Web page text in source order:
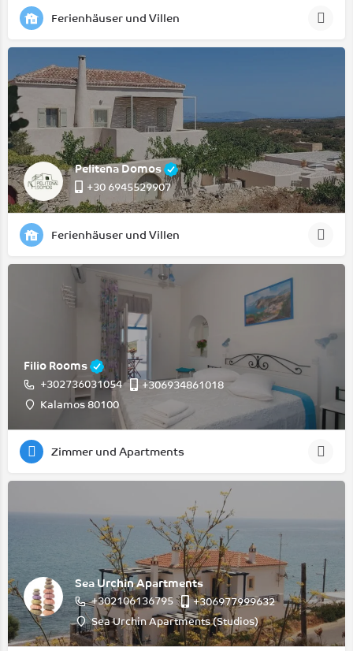
Ferienhäuser und Villen
Pelitena Domos
+30 6945529907
Ferienhäuser und Villen
Filio Rooms
+302736031054
+306934861018
Kalamos 80100
Zimmer und Apartments
Sea Urchin Apartments
+302106136795
+306977999632
Sea Urchin Apartments (Studios)